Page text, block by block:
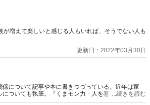
増えて楽しいと感じる人もいれば、そうでない人も
更新日：2022年03月30日
について記事や本に書きつづっている。近年は家
ついても執筆。『くまモン力－人を惹きつける愛と
...続きを読む